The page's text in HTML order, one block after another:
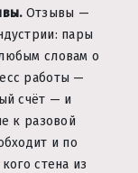
Отзывы —
пары
словам о
работы —
счёт — и
к разовой
и по
стена из